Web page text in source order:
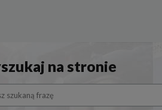
na stronie